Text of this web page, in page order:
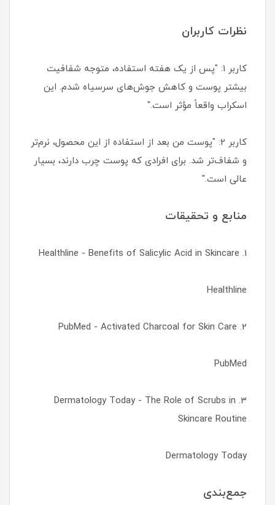
نظرات کاربران
کاربر 1: "پس از یک هفته استفاده، متوجه شفافیت
بیشتر پوست و کاهش جوش‌های سرسیاه شدم. این
اسکراب واقعاً مؤثر است."
کاربر 2: "پوست من بعد از استفاده از این محصول، نرم‌تر
و شفاف‌تر شد. برای افرادی که پوست چرب دارند، بسیار
عالی است."
منابع و تحقیقات
1. Healthline - Benefits of Salicylic Acid in Skincare
Healthline
2. PubMed - Activated Charcoal for Skin Care
PubMed
3. Dermatology Today - The Role of Scrubs in
Skincare Routine
Dermatology Today
جمع‌بندی